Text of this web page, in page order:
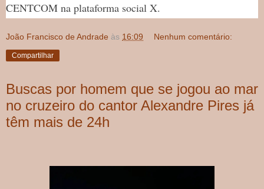
CENTCOM na plataforma social X.
João Francisco de Andrade às 16:09 Nenhum comentário:
Compartilhar
Buscas por homem que se jogou ao mar
no cruzeiro do cantor Alexandre Pires já
têm mais de 24h